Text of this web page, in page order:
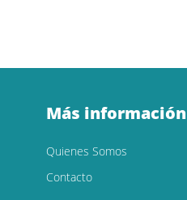
Más información
Quienes Somos
Contacto